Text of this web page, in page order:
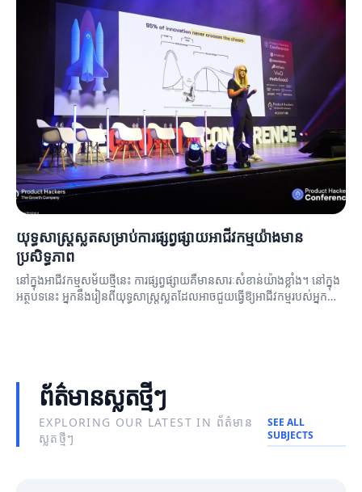
យុទ្ធសាស្ត្រស្លតសម្រាប់ការផ្សព្វផ្សាយអាជីវកម្មយ៉ាងមាន
ប្រសិទ្ធភាព
នៅក្នុងអាជីវកម្មសម័យថ្មីនេះ ការផ្សព្វផ្សាយគឺមានសារៈសំខាន់យ៉ាងខ្លាំង។ នៅក្នុង
អត្ថបទនេះ អ្នកនឹងរៀនពីយុទ្ធសាស្ត្រស្លតដែលអាចជួយធ្វើឱ្យអាជីវកម្មរបស់អ្នកមាន
ព័ត៌មានស្លតថ្មីៗ
EXPLORING OUR LATEST IN ព័ត៌មាន
ស្លតថ្មីៗ
SEE ALL
SUBJECTS